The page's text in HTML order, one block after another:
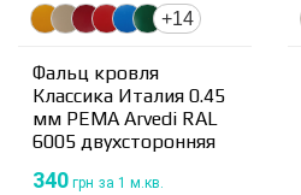
+14
Фальц кровля
Классика Италия 0.45
мм PEMA Arvedi RAL
6005 двухсторонняя
340 грн за 1 м.кв.